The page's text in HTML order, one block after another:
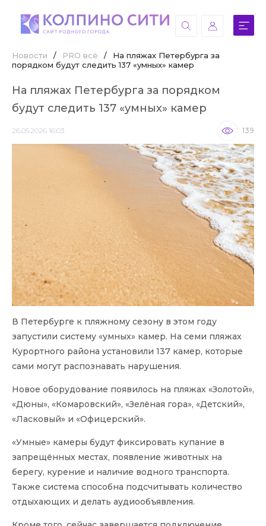
Новости / PRO всё /
На пляжах Петербурга за
порядком будут следить 137 «умных» камер
На пляжах Петербурга за порядком
будут следить 137 «умных» камер
26.05.2026 16:03 139
В Петербурге к пляжному сезону в этом году
запустили систему «умных» камер. На семи пляжах
Курортного района установили 137 камер, которые
сами могут распознавать нарушения.
Новое оборудование появилось на пляжах «Золотой»,
«Дюны», «Комаровский», «Зелёная гора», «Детский»,
«Ласковый» и «Офицерский».
«Умные» камеры будут фиксировать купание в
запрещённых местах, появление животных на
берегу, курение и наличие водного транспорта.
Также система способна подсчитывать количество
отдыхающих и делать аудиообъявления.